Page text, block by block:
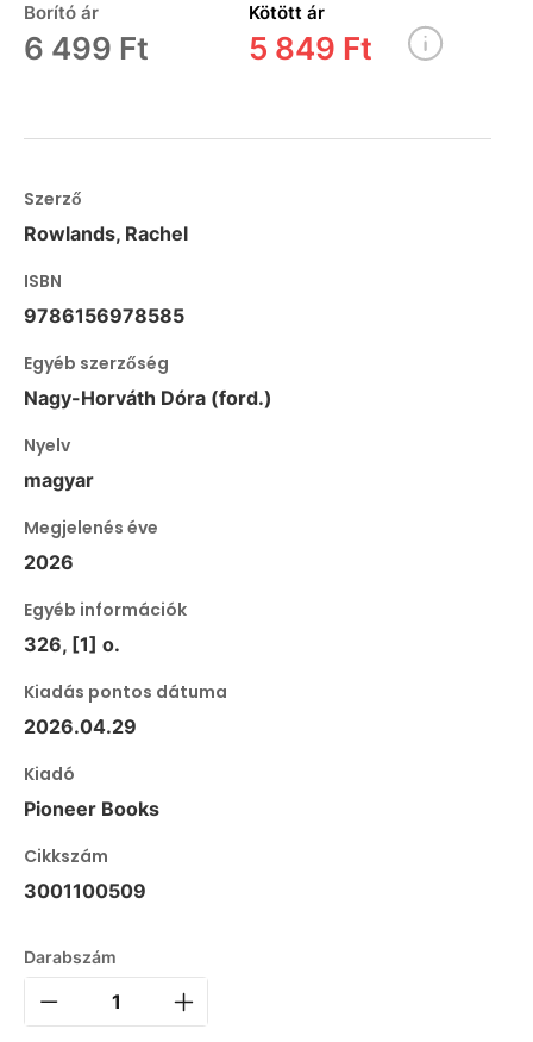
Borító ár
6 499 Ft
Kötött ár
5 849 Ft
Szerző
Rowlands, Rachel
ISBN
9786156978585
Egyéb szerzőség
Nagy-Horváth Dóra (ford.)
Nyelv
magyar
Megjelenés éve
2026
Egyéb információk
326, [1] o.
Kiadás pontos dátuma
2026.04.29
Kiadó
Pioneer Books
Cikkszám
3001100509
Darabszám